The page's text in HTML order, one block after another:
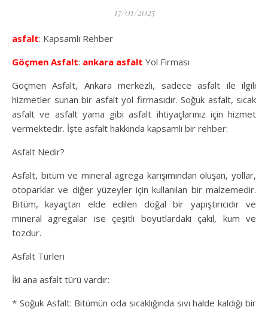
17/01/2025
asfalt: Kapsamlı Rehber
Göçmen Asfalt: ankara asfalt Yol Firması
Göçmen Asfalt, Ankara merkezli, sadece asfalt ile ilgili
hizmetler sunan bir asfalt yol firmasıdır. Soğuk asfalt, sıcak
asfalt ve asfalt yama gibi asfalt ihtiyaçlarınız için hizmet
vermektedir. İşte asfalt hakkında kapsamlı bir rehber:
Asfalt Nedir?
Asfalt, bitüm ve mineral agrega karışımından oluşan, yollar,
otoparklar ve diğer yüzeyler için kullanılan bir malzemedir.
Bitüm, kayaçtan elde edilen doğal bir yapıştırıcıdır ve
mineral agregalar ise çeşitli boyutlardaki çakıl, kum ve
tozdur.
Asfalt Türleri
İki ana asfalt türü vardır:
* Soğuk Asfalt: Bitümün oda sıcaklığında sıvı halde kaldığı bir